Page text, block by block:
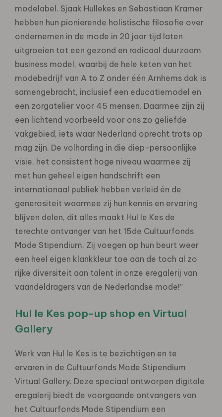
modelabel. Sjaak Hullekes en Sebastiaan Kramer
hebben hun pionierende holistische filosofie over
ondernemen in de mode in 20 jaar tijd laten
uitgroeien tot een gezond en radicaal duurzaam
business model, waarbij de hele keten van het
modebedrijf van A to Z onder één Arnhems dak is
samengebracht, inclusief een educatiemodel en
een zorgatelier voor 45 mensen. Daarmee zijn zij
een lichtend voorbeeld voor ons zo geliefde
vakgebied, iets waar Nederland oprecht trots op
mag zijn. De volharding in die diep-persoonlijke
visie, het consistent hoge niveau waarmee zij
met hun geheel eigen handschrift een
internationaal publiek hebben verleid én de
generositeit waarmee zij hun kennis en ervaring
blijven delen, dit alles maakt Hul le Kes de
terechte ontvanger van het 15de Cultuurfonds
Mode Stipendium. Zij voegen op hun beurt weer
een heel eigen klankkleur toe aan de toch al zo
rijke diversiteit aan talent in onze eregalerij van
vaandeldragers van de Nederlandse mode!”
Hul le Kes pop-up shop en Virtual
Gallery
Werk van Hul le Kes is te bezichtigen en te
ervaren in de Cultuurfonds Mode Stipendium
Virtual Gallery. Deze speciaal ontworpen digitale
eregalerij biedt de voorgaande ontvangers van
het Cultuurfonds Mode Stipendium een